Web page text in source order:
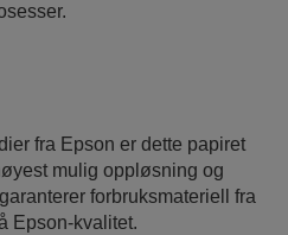
fra Epson er dette papiret
mulig oppløsning og
forbruksmateriell fra
Epson-kvalitet.